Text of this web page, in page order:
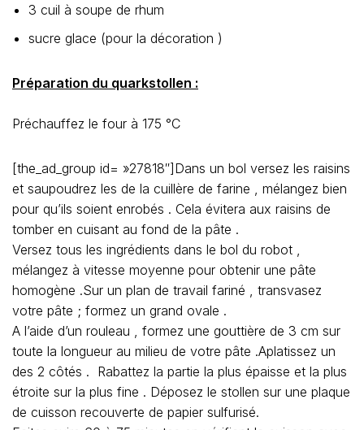
3 cuil à soupe de rhum
sucre glace (pour la décoration )
Préparation du quarkstollen :
Préchauffez le four à 175 °C
[the_ad_group id= »27818″]Dans un bol versez les raisins
et saupoudrez les de la cuillère de farine , mélangez bien
pour qu’ils soient enrobés . Cela évitera aux raisins de
tomber en cuisant au fond de la pâte .
Versez tous les ingrédients dans le bol du robot ,
mélangez à vitesse moyenne pour obtenir une pâte
homogène .Sur un plan de travail fariné , transvasez
votre pâte ; formez un grand ovale .
A l’aide d’un rouleau , formez une gouttière de 3 cm sur
toute la longueur au milieu de votre pâte .Aplatissez un
des 2 côtés . Rabattez la partie la plus épaisse et la plus
étroite sur la plus fine . Déposez le stollen sur une plaque
de cuisson recouverte de papier sulfurisé.